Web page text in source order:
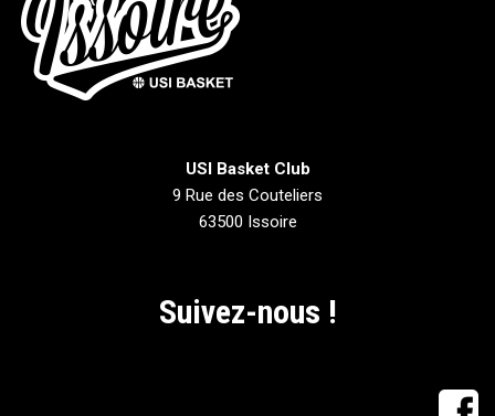
USI Basket Club
9 Rue des Couteliers
63500 Issoire
Suivez-nous !